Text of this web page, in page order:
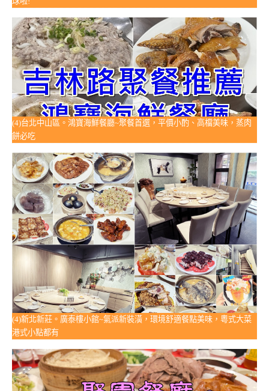
(4)台北中山區。鴻寶海鮮餐廳~聚餐首選，平價小酌、高檔美味，蒸肉
餅必吃
(4)新北新莊。廣泰樓小館~氣派新裝潢，環境舒適餐點美味，粵式大菜
港式小點都有